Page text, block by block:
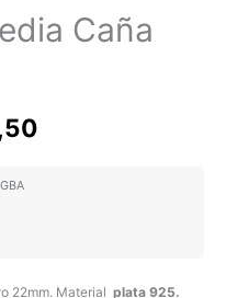
Caña
El
22mm. Material plata 925.